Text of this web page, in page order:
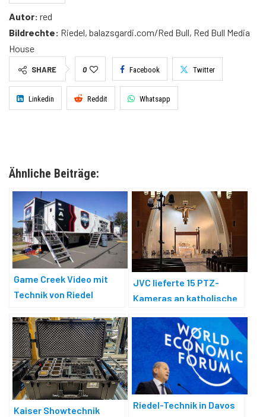
Autor: red
Bildrechte: Riedel, balazsgardi.com/Red Bull, Red Bull Media
House
SHARE 0 Facebook Twitter
Linkedin Reddit Whatsapp
Ähnliche Beiträge:
Game Creek Video mit
Technik von Riedel
JVC lieferte 15 PTZ-
Kameras an katholische
Kaiser Showtechnik
Riedel-Technik in Davos